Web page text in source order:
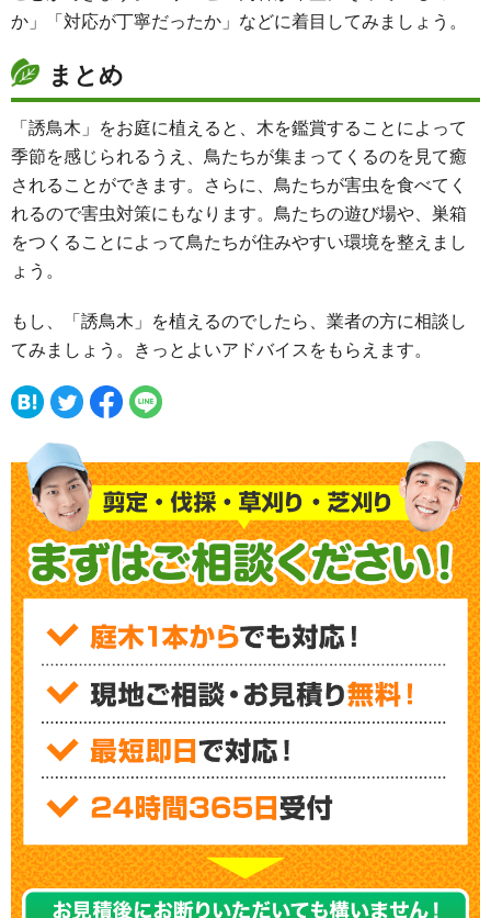
か」「対応が丁寧だったか」などに着目してみましょう。
まとめ
「誘鳥木」をお庭に植えると、木を鑑賞することによって
季節を感じられるうえ、鳥たちが集まってくるのを見て癒
されることができます。さらに、鳥たちが害虫を食べてく
れるので害虫対策にもなります。鳥たちの遊び場や、巣箱
をつくることによって鳥たちが住みやすい環境を整えまし
ょう。
もし、「誘鳥木」を植えるのでしたら、業者の方に相談し
てみましょう。きっとよいアドバイスをもらえます。